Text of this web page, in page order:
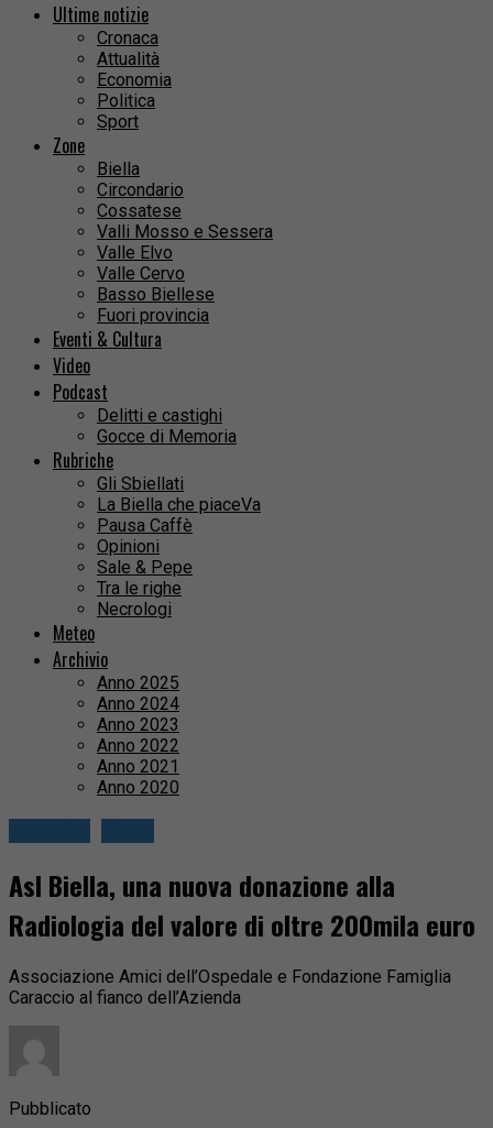
Ultime notizie
Cronaca
Attualità
Economia
Politica
Sport
Zone
Biella
Circondario
Cossatese
Valli Mosso e Sessera
Valle Elvo
Valle Cervo
Basso Biellese
Fuori provincia
Eventi & Cultura
Video
Podcast
Delitti e castighi
Gocce di Memoria
Rubriche
Gli Sbiellati
La Biella che piaceVa
Pausa Caffè
Opinioni
Sale & Pepe
Tra le righe
Necrologi
Meteo
Archivio
Anno 2025
Anno 2024
Anno 2023
Anno 2022
Anno 2021
Anno 2020
Asl Biella, una nuova donazione alla
Radiologia del valore di oltre 200mila euro
Associazione Amici dell’Ospedale e Fondazione Famiglia
Caraccio al fianco dell’Azienda
Pubblicato